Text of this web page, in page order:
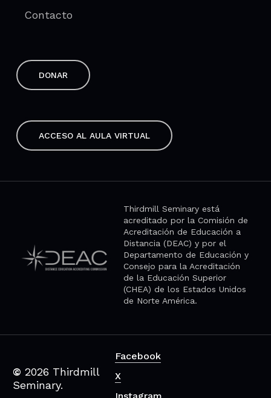
Contacto
DONAR
ACCESO AL AULA VIRTUAL
Thirdmill Seminary está
acreditado por la Comisión de
Acreditación de Educación a
Distancia (DEAC) y por el
Departamento de Educación y
Consejo para la Acreditación
de la Educación Superior
(CHEA) de los Estados Unidos
de Norte América.
©2026 Thirdmill
Seminary.
Facebook
X